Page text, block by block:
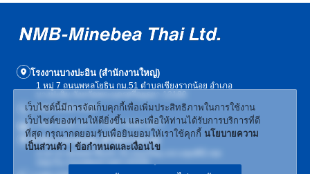
โรงงานบางปะอิน (สำนักงานใหญ่)
1 หมู่ 7 ถนนพหลโยธิน กม.51 ตำบลเชียงรากน้อย อำเภอ
บางปะอิน จังหวัดพระนครศรีอยุธยา 13180
(+66) 3536-1439
(+66) 3536-1177, (+66) 3536-1477
สำนักงานกรุงเทพ (สำนักงานขาย)
อาคารเวฟเพลส ชั้น19, 55 ถนนวิทยุ แขวงลุมพินี เขต
ปทุมวัน กรุงเทพมหานคร 10330
เว็บไซต์นี้มีการจัดเก็บคุกกี้เพื่อเพิ่มประสิทธิภาพในการใช้งาน
เว็บไซต์ของท่านให้ดียิ่งขึ้น และเพื่อให้ท่านได้รับการบริการที่ดี
ที่สุด กรุณากดยอมรับเพื่อยินยอมให้เราใช้คุกกี้ นโยบายความ
เป็นส่วนตัว | ข้อกำหนดและเงื่อนไข